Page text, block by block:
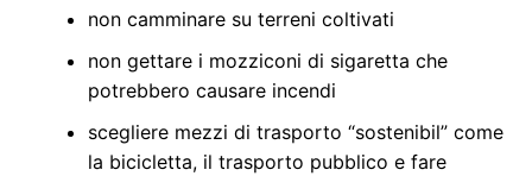
non camminare su terreni coltivati
non gettare i mozziconi di sigaretta che
potrebbero causare incendi
scegliere mezzi di trasporto “sostenibil” come
la bicicletta, il trasporto pubblico e fare